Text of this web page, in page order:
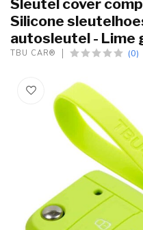
Sleutel cover
Silicone
autosleutel - Lime
TBU CAR® (0)